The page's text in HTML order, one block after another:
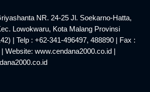
NR. 24-25 Jl. Soekarno-Hatta,
Lowokwaru, Kota Malang Provinsi
| Telp : +62-341-496497, 488890 | Fax :
Website: www.cendana2000.co.id |